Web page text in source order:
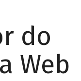
do
Web